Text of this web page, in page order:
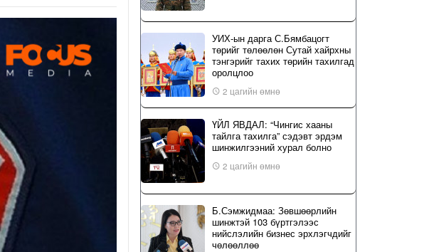
УИХ-ын дарга С.Бямбацогт
төрийг төлөөлөн Сутай хайрхны
тэнгэрийг тахих төрийн тахилгад
оролцлоо
2 цагийн өмнө
ҮЙЛ ЯВДАЛ: “Чингис хааны
тайлга тахилга” сэдэвт эрдэм
шинжилгээний хурал болно
2 цагийн өмнө
Б.Сэмжидмаа: Зөвшөөрлийн
шинжтэй 103 бүртгэлээс
нийслэлийн бизнес эрхлэгчдийг
чөлөөллөө